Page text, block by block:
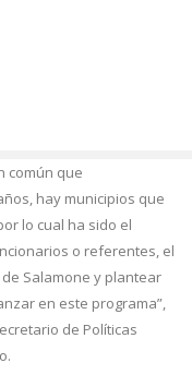
común que
hay municipios que
lo cual ha sido el
o referentes, el
Salamone y plantear
en este programa”,
de Políticas